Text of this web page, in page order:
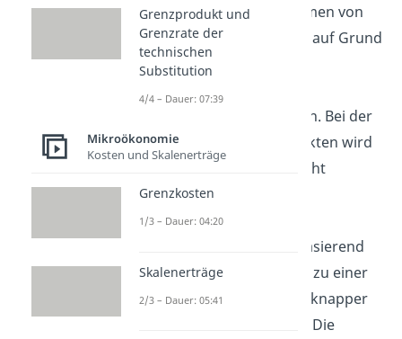
Koordinationsproblemen von
Produktionsfaktoren
auf Grund
von Arbeitsteiligkeit
Produktionsprozessen. Bei der
Betrachtung von Märkten wird
das Marktgleichgewicht
hinsichtlich eines
Wohlfahrtsoptimums
untersucht. Darauf basierend
werden Rückschlüsse zu einer
effizienten Allokation knapper
Ressourcen gezogen. Die
Grenzprodukt und
Grenzrate der
technischen
Substitution
4/4 – Dauer: 07:39
Mikroökonomie
Kosten und Skalenerträge
Grenzkosten
1/3 – Dauer: 04:20
Skalenerträge
2/3 – Dauer: 05:41